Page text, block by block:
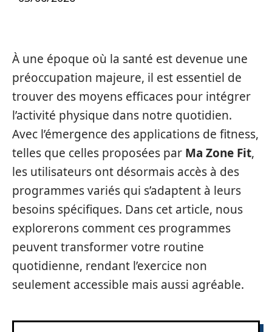
À une époque où la santé est devenue une
préoccupation majeure, il est essentiel de
trouver des moyens efficaces pour intégrer
l’activité physique dans notre quotidien.
Avec l’émergence des applications de fitness,
telles que celles proposées par Ma Zone Fit,
les utilisateurs ont désormais accès à des
programmes variés qui s’adaptent à leurs
besoins spécifiques. Dans cet article, nous
explorerons comment ces programmes
peuvent transformer votre routine
quotidienne, rendant l’exercice non
seulement accessible mais aussi agréable.